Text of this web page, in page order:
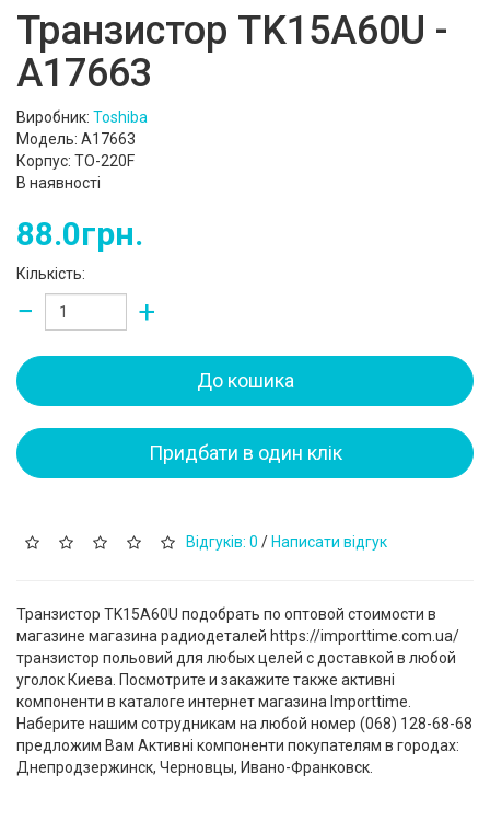
Транзистор TK15A60U -
A17663
Виробник: Toshiba
Модель: A17663
Корпус: TO-220F
В наявності
88.0грн.
Кількість:
− +
До кошика
Придбати в один клік
Відгуків: 0 / Написати відгук
Транзистор TK15A60U подобрать по оптовой стоимости в
магазине магазина радиодеталей https://importtime.com.ua/
транзистор польовий для любых целей с доставкой в любой
уголок Киева. Посмотрите и закажите также активні
компоненти в каталоге интернет магазина Importtime.
Наберите нашим сотрудникам на любой номер (‎068) 128-68-68
предложим Вам Активні компоненти покупателям в городах:
Днепродзержинск, Черновцы, Ивано-Франковск.